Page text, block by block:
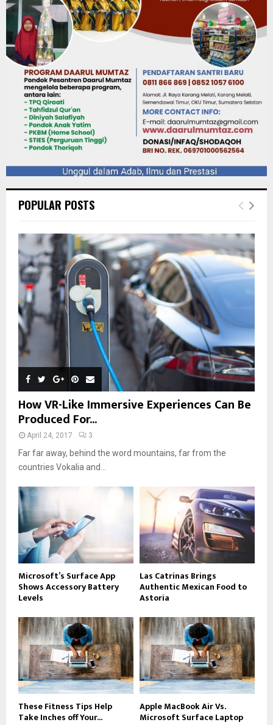
POPULAR POSTS
How VR-Like Immersive Experiences Can Be
Produced For...
April 24, 2017 3
Far far away, behind the word mountains, far from the
countries Vokalia and...
Microsoft’s Surface App
Shows Accessory Battery
Levels
Las Catrinas Brings
Authentic Mexican Food to
Astoria
These Fitness Tips Help
Take Inches off Your...
Apple MacBook Air Vs.
Microsoft Surface Laptop